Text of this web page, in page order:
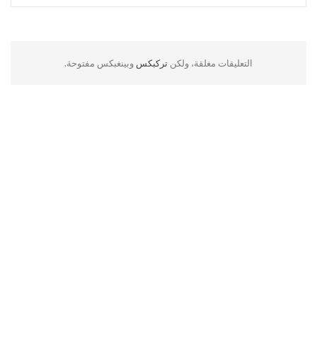
التعليقات مغلقة، ولكن تركبكس وبينغبكس مفتوحة.